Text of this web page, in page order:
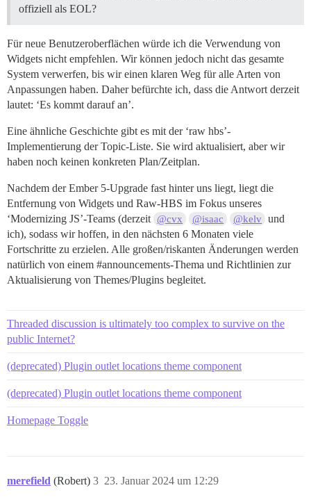
offiziell als EOL?
Für neue Benutzeroberflächen würde ich die Verwendung von
Widgets nicht empfehlen. Wir können jedoch nicht das gesamte
System verwerfen, bis wir einen klaren Weg für alle Arten von
Anpassungen haben. Daher befürchte ich, dass die Antwort derzeit
lautet: ‘Es kommt darauf an’.
Eine ähnliche Geschichte gibt es mit der ‘raw hbs’-
Implementierung der Topic-Liste. Sie wird aktualisiert, aber wir
haben noch keinen konkreten Plan/Zeitplan.
Nachdem der Ember 5-Upgrade fast hinter uns liegt, liegt die
Entfernung von Widgets und Raw-HBS im Fokus unseres
‘Modernizing JS’-Teams (derzeit @cvx @isaac @kelv und
ich), sodass wir hoffen, in den nächsten 6 Monaten viele
Fortschritte zu erzielen. Alle großen/riskanten Änderungen werden
natürlich von einem #announcements-Thema und Richtlinien zur
Aktualisierung von Themes/Plugins begleitet.
Threaded discussion is ultimately too complex to survive on the
public Internet?
(deprecated) Plugin outlet locations theme component
(deprecated) Plugin outlet locations theme component
Homepage Toggle
merefield (Robert) 23. Januar 2024 um 12:29
3